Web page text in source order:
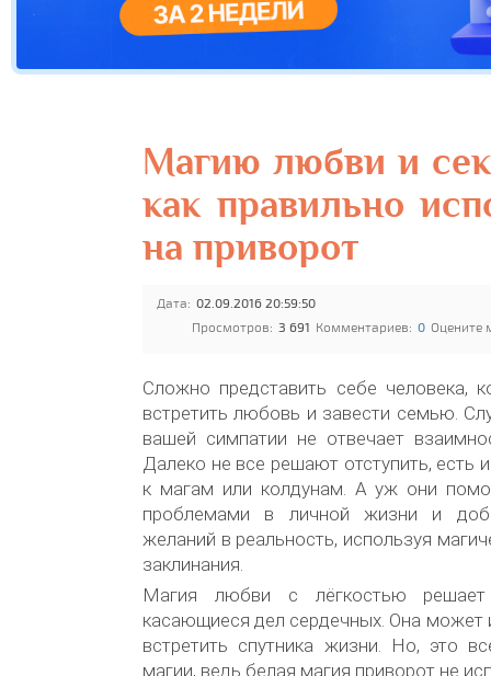
Магию любви и
как правильно
на приворот
Дата: 02.09.2016 20:59:50
Просмотров: 3 691 Комментариев: 0 Оцените
Сложно представить себе человека,
встретить любовь и завести семью.
вашей симпатии не отвечает
Далеко не все решают отступить, есть
к магам или колдунам. А уж они
проблемами в личной жизни и
желаний в реальность, используя
заклинания.
Магия любви с лёгкостью
касающиеся дел сердечных. Она может
встретить спутника жизни. Но, это
магии, ведь белая магия приворот не